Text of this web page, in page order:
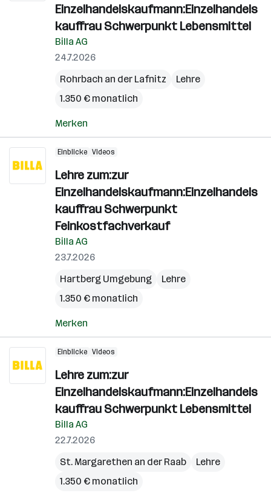
Einzelhandelskaufmann:Einzelhandels
kauffrau Schwerpunkt Lebensmittel
Billa AG
24.7.2026
Rohrbach an der Lafnitz
Lehre
1.350 € monatlich
Merken
Einblicke Videos
Lehre zum:zur
Einzelhandelskaufmann:Einzelhandels
kauffrau Schwerpunkt
Feinkostfachverkauf
Billa AG
23.7.2026
Hartberg Umgebung
Lehre
1.350 € monatlich
Merken
Einblicke Videos
Lehre zum:zur
Einzelhandelskaufmann:Einzelhandels
kauffrau Schwerpunkt Lebensmittel
Billa AG
22.7.2026
St. Margarethen an der Raab
Lehre
1.350 € monatlich